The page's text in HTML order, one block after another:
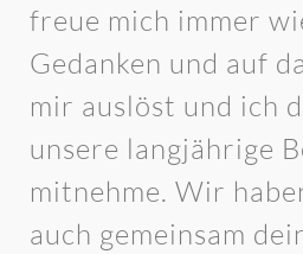
freue mich immer
Gedanken und auf
mir auslöst und ich
unsere langjährige
mitnehme. Wir
auch gemeinsam